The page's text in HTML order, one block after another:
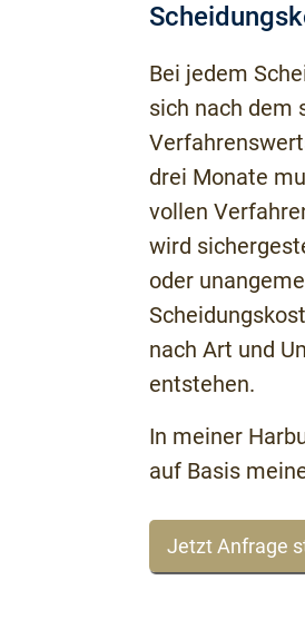
Bei jedem
sich nach dem
drei Monate
vollen
wird
oder
nach Art und
entstehen.
In meiner
auf Basis
Jetzt Anfrage